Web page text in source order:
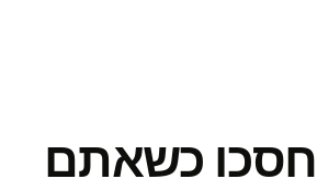
חסכו כשאתם